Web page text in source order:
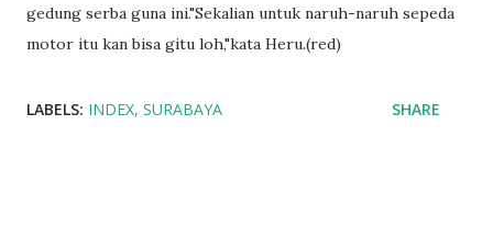
gedung serba guna ini."Sekalian untuk naruh-naruh sepeda
motor itu kan bisa gitu loh,"kata Heru.(red)
LABELS: INDEX SURABAYA SHARE